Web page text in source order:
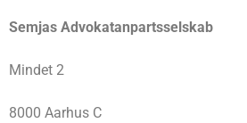
Semjas Advokatanpartsselskab
Mindet 2
8000 Aarhus C